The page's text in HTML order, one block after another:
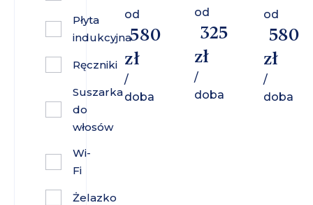
Płyta
indukcyjna
Ręczniki
Suszarka
do
włosów
Wi-
Fi
Żelazko
od
580
zł
/
doba
od
325
zł
/
doba
od
580
zł
/
doba